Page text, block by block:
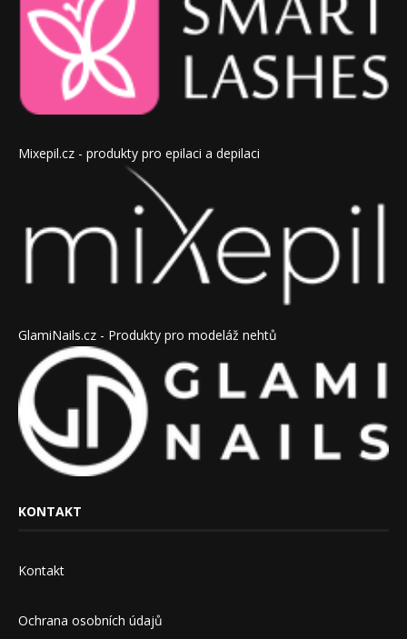
Mixepil.cz - produkty pro epilaci a depilaci
GlamiNails.cz - Produkty pro modeláž nehtů
KONTAKT
Kontakt
Ochrana osobních údajů